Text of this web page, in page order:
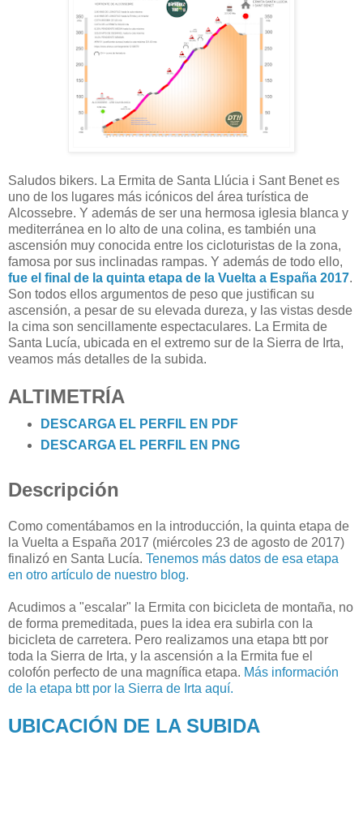
Saludos bikers. La Ermita de Santa Llúcia i Sant Benet es
uno de los lugares más icónicos del área turística de
Alcossebre. Y además de ser una hermosa iglesia blanca y
mediterránea en lo alto de una colina, es también una
ascensión muy conocida entre los cicloturistas de la zona,
famosa por sus inclinadas rampas. Y además de todo ello,
fue el final de la quinta etapa de la Vuelta a España 2017.
Son todos ellos argumentos de peso que justifican su
ascensión, a pesar de su elevada dureza, y las vistas desde
la cima son sencillamente espectaculares. La Ermita de
Santa Lucía, ubicada en el extremo sur de la Sierra de Irta,
veamos más detalles de la subida.
ALTIMETRÍA
DESCARGA EL PERFIL EN PDF
DESCARGA EL PERFIL EN PNG
Descripción
Como comentábamos en la introducción, la quinta etapa de
la Vuelta a España 2017 (miércoles 23 de agosto de 2017)
finalizó en Santa Lucía. Tenemos más datos de esa etapa
en otro artículo de nuestro blog.
Acudimos a "escalar" la Ermita con bicicleta de montaña, no
de forma premeditada, pues la idea era subirla con la
bicicleta de carretera. Pero realizamos una etapa btt por
toda la Sierra de Irta, y la ascensión a la Ermita fue el
colofón perfecto de una magnífica etapa. Más información
de la etapa btt por la Sierra de Irta aquí.
UBICACIÓN DE LA SUBIDA